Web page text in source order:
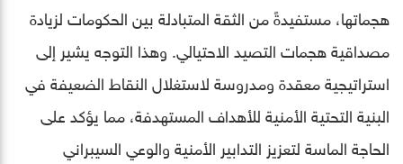
هجماتها، مستفيدةً من الثقة المتبادلة بين الحكومات لزيادة
مصداقية هجمات التصيد الاحتيالي. وهذا التوجه يشير إلى
استراتيجية معقدة ومدروسة لاستغلال النقاط الضعيفة في
البنية التحتية الأمنية للأهداف المستهدفة، مما يؤكد على
الحاجة الماسة لتعزيز التدابير الأمنية والوعي السيبراني